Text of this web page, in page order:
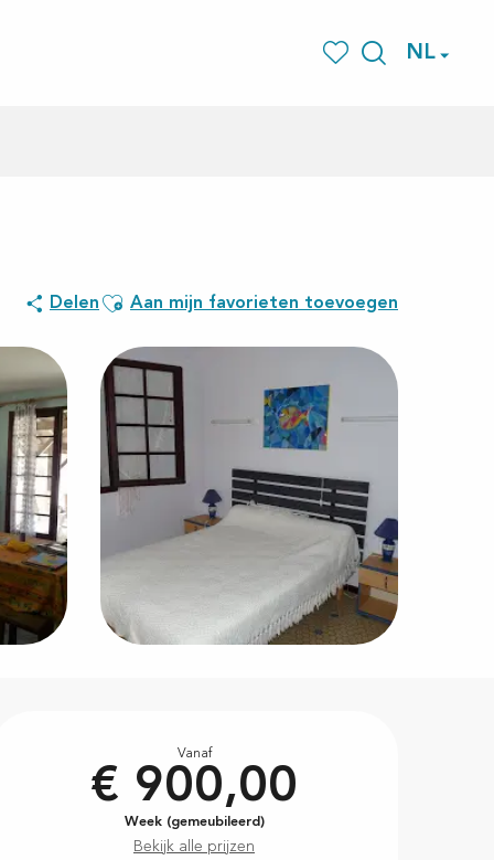
NL
Delen Ajouter aux favoris
Aan mijn favorieten toevoegen
Openingstijden en
Vanaf
€ 900,00
Week (gemeubileerd)
Bekijk alle prijzen